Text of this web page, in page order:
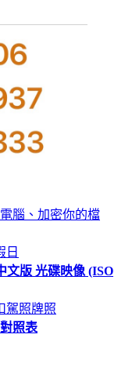
腦、加密你的檔
日
文版 光碟映像 (ISO
駕照牌照
照表